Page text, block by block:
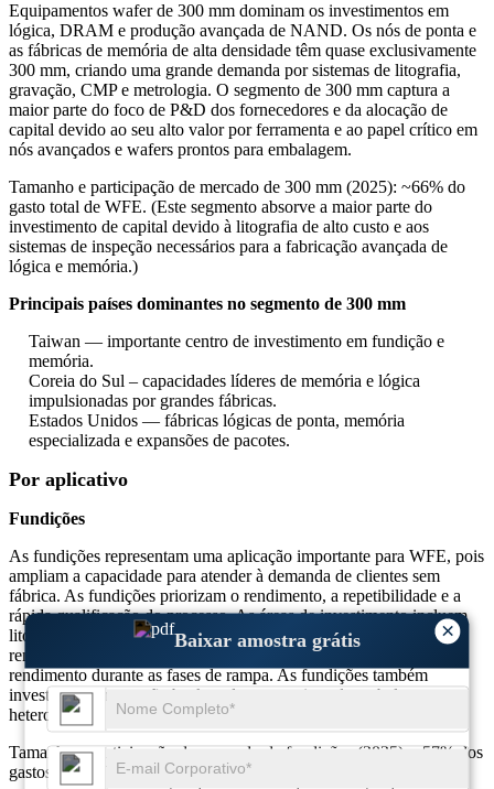
×
Baixar amostra grátis
Equipamentos wafer de 300 mm dominam os investimentos em
lógica, DRAM e produção avançada de NAND. Os nós de ponta e
as fábricas de memória de alta densidade têm quase exclusivamente
300 mm, criando uma grande demanda por sistemas de litografia,
gravação, CMP e metrologia. O segmento de 300 mm captura a
maior parte do foco de P&D dos fornecedores e da alocação de
capital devido ao seu alto valor por ferramenta e ao papel crítico em
nós avançados e wafers prontos para embalagem.
Tamanho e participação de mercado de 300 mm (2025): ~66% do
gasto total de WFE. (Este segmento absorve a maior parte do
investimento de capital devido à litografia de alto custo e aos
sistemas de inspeção necessários para a fabricação avançada de
lógica e memória.)
Principais países dominantes no segmento de 300 mm
Taiwan — importante centro de investimento em fundição e
memória.
Coreia do Sul – capacidades líderes de memória e lógica
impulsionadas por grandes fábricas.
Estados Unidos — fábricas lógicas de ponta, memória
especializada e expansões de pacotes.
Por aplicativo
Fundições
As fundições representam uma aplicação importante para WFE, pois
ampliam a capacidade para atender à demanda de clientes sem
fábrica. As fundições priorizam o rendimento, a repetibilidade e a
rápida qualificação do processo. As áreas de investimento incluem
litografia avançada, ferramentas de gravação e deposição de alto
rendimento e amplos conjuntos de metrologia para controlar o
rendimento durante as fases de rampa. As fundições também
investem na integração back-end para serviços de embalagens
heterogêneas.
Tamanho e participação do mercado de fundições (2025): ~57% dos
gastos com WFE. (As fundições capturam a maior parte das